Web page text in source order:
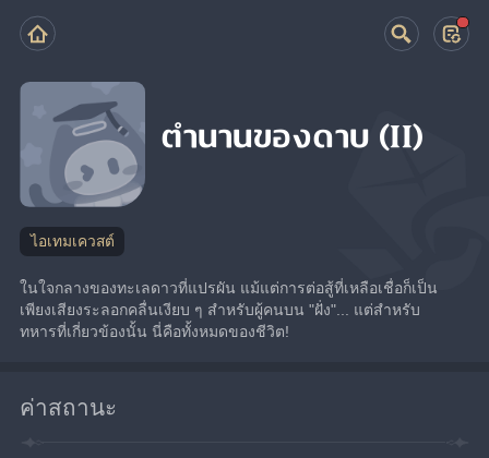
ตำนานของดาบ (II)
ไอเทมเควสต์
ในใจกลางของทะเลดาวที่แปรผัน แม้แต่การต่อสู้ที่เหลือเชื่อก็เป็น
เพียงเสียงระลอกคลื่นเงียบ ๆ สำหรับผู้คนบน "ฝั่ง"... แต่สำหรับ
ทหารที่เกี่ยวข้องนั้น นี่คือทั้งหมดของชีวิต!
ค่าสถานะ